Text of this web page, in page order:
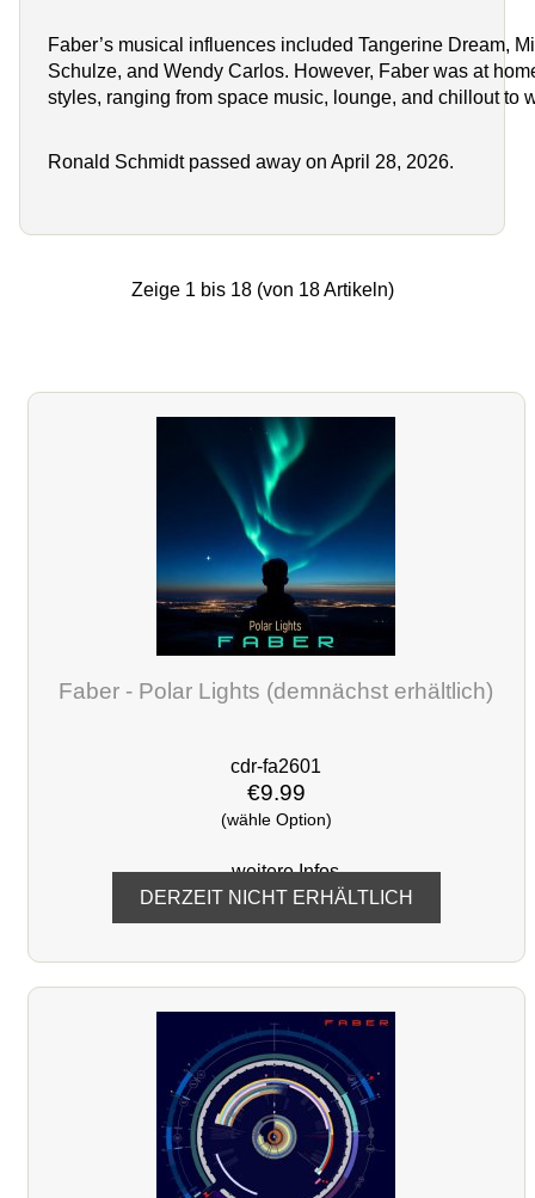
Faber’s musical influences included Tangerine Dream,
Schulze, and Wendy Carlos. However, Faber was at
styles, ranging from space music, lounge, and chillout to
Ronald Schmidt passed away on April 28, 2026.
Zeige 1 bis 18(von 18Artikeln)
Faber - Polar Lights (demnächst erhältlich)
cdr-fa2601
€9.99
(wähle Option)
... weitere Infos
DERZEIT NICHT ERHÄLTLICH